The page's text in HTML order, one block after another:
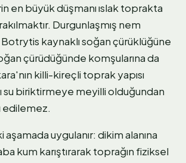
en büyük düşmanı ıslak toprakta
Durgunlaşmış nem
Botrytis kaynaklı soğan çürüklüğüne
çürüdüğünde komşularına da
killi-kireçli toprak yapısı
su biriktirmeye meyilli olduğundan
edilemez.
uygulanır: dikim alanına
kum karıştırarak toprağın fiziksel